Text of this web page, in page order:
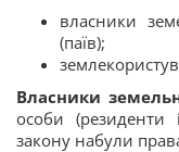
власники
(паїв);
Власники
особи (резиденти
закону набули